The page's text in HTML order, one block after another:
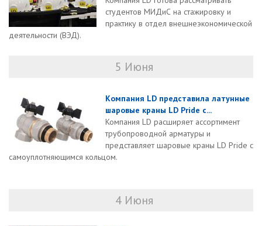
студентов МИДиС на стажировку и
практику в отдел внешнеэкономической
деятельности (ВЭД).
5 Июня
Компания LD представила латунные
шаровые краны LD Pride с...
Компания LD расширяет ассортимент
трубопроводной арматуры и
представляет шаровые краны LD Pride с
самоуплотняющимся кольцом.
4 Июня